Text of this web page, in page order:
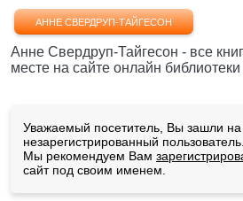
АННЕ СВЕРДРУП-ТАЙГЕСОН
Анне Свердруп-Тайгесон - все
месте на сайте онлайн
Уважаемый посетитель, Вы зашли на
незарегистрированный пользователь.
Мы рекомендуем Вам
сайт под своим именем.